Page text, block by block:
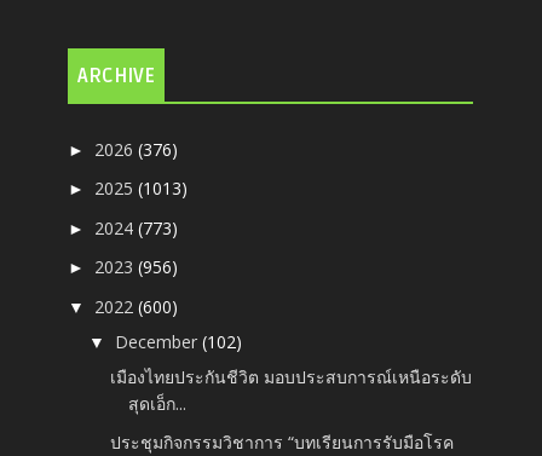
ARCHIVE
► 2026(376)
► 2025(1013)
► 2024(773)
► 2023(956)
▼ 2022(600)
▼ December(102)
เมืองไทยประกันชีวิต มอบประสบการณ์เหนือระดับ
สุดเอ็ก...
ประชุมกิจกรรมวิชาการ “บทเรียนการรับมือโรค